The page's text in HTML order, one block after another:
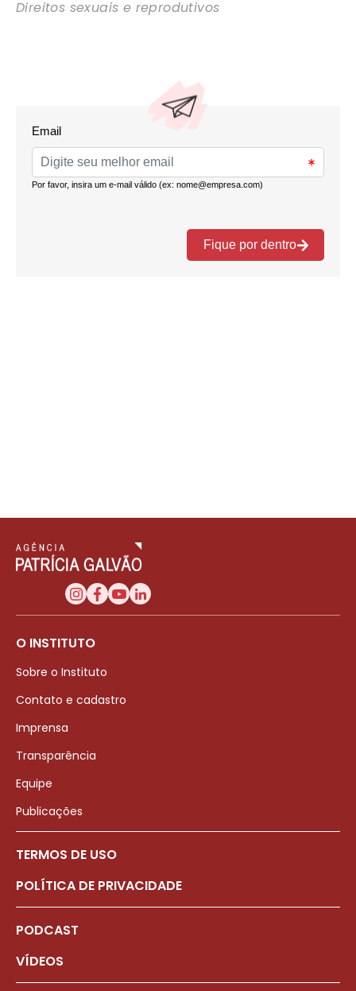
Direitos sexuais e reprodutivos
O INSTITUTO
Sobre o Instituto
Contato e cadastro
Imprensa
Transparência
Equipe
Publicações
TERMOS DE USO
POLÍTICA DE PRIVACIDADE
PODCAST
VÍDEOS